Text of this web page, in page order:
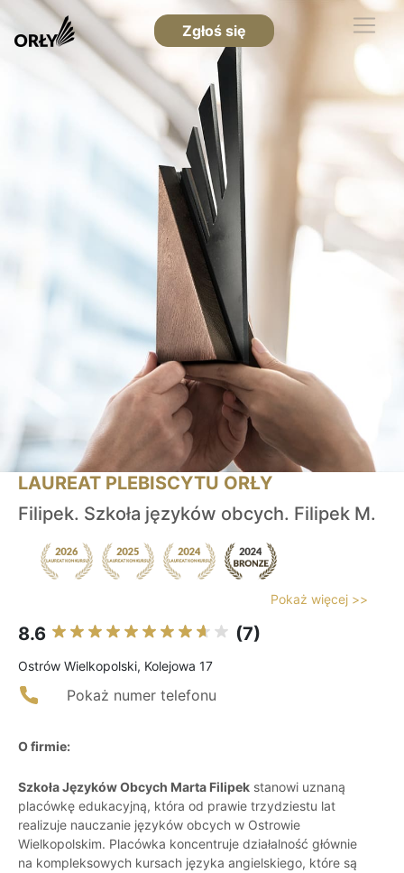
Zgłoś się
LAUREAT PLEBISCYTU ORŁY
Filipek. Szkoła języków obcych. Filipek M.
Pokaż więcej >>
8.6 (7)
Ostrów Wielkopolski, Kolejowa 17
Pokaż numer telefonu
O firmie:
Szkoła Języków Obcych Marta Filipek stanowi uznaną
placówkę edukacyjną, która od prawie trzydziestu lat
realizuje nauczanie języków obcych w Ostrowie
Wielkopolskim. Placówka koncentruje działalność głównie
na kompleksowych kursach języka angielskiego, które są